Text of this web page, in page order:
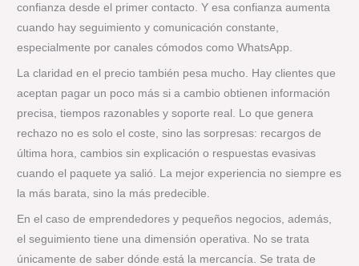
confianza desde el primer contacto. Y esa confianza aumenta
cuando hay seguimiento y comunicación constante,
especialmente por canales cómodos como WhatsApp.
La claridad en el precio también pesa mucho. Hay clientes que
aceptan pagar un poco más si a cambio obtienen información
precisa, tiempos razonables y soporte real. Lo que genera
rechazo no es solo el coste, sino las sorpresas: recargos de
última hora, cambios sin explicación o respuestas evasivas
cuando el paquete ya salió. La mejor experiencia no siempre es
la más barata, sino la más predecible.
En el caso de emprendedores y pequeños negocios, además,
el seguimiento tiene una dimensión operativa. No se trata
únicamente de saber dónde está la mercancía. Se trata de